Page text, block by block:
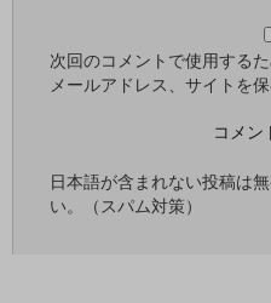
次回のコメントで使用する
メールアドレス、サイトを保
日本語が含まれない投稿は
い。（スパム対策）